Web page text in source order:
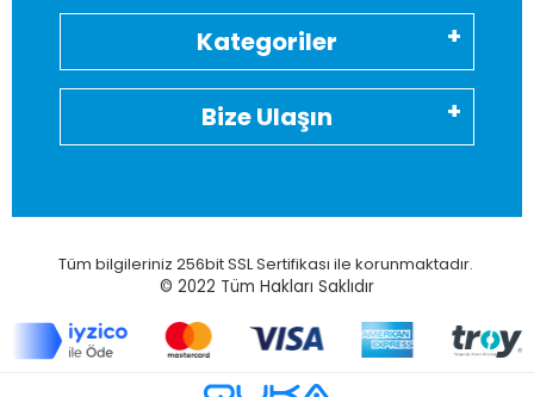
Kategoriler
Bize Ulaşın
Tüm bilgileriniz 256bit SSL Sertifikası ile korunmaktadır.
© 2022 Tüm Hakları Saklıdır